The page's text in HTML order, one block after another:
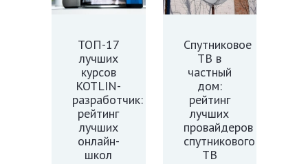
ТОП-17
лучших
курсов
KOTLIN-
разработчик:
рейтинг
лучших
онлайн-
школ
Спутниковое
ТВ в
частный
дом:
рейтинг
лучших
провайдеров
спутникового
ТВ